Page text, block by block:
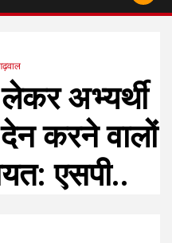
अभ्यर्थी
करने वालों
एसपी..